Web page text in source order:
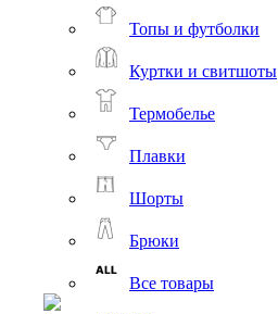
Топы и футболки
Куртки и свитшоты
Термобелье
Плавки
Шорты
Брюки
Все товары